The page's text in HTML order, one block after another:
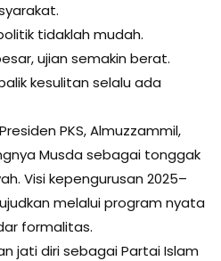
tidaklah mudah.
ujian semakin berat.
kesulitan selalu ada
PKS, Almuzzammil,
Musda sebagai tonggak
Visi kepengurusan 2025–
melalui program nyata
formalitas.
jati diri sebagai Partai Islam